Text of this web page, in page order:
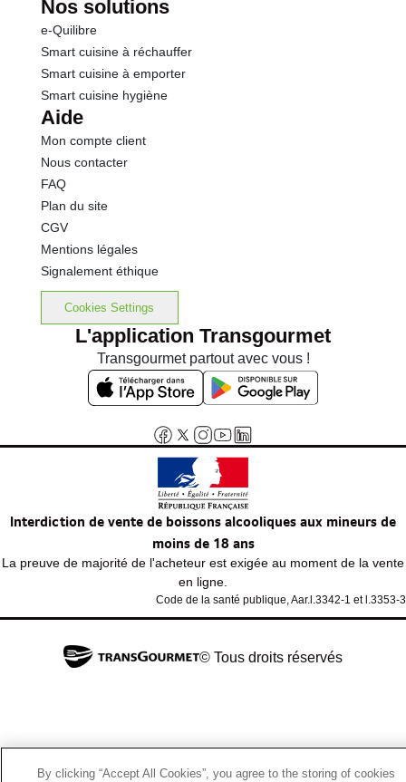
Nos solutions
e-Quilibre
Smart cuisine à réchauffer
Smart cuisine à emporter
Smart cuisine hygiène
Aide
Mon compte client
Nous contacter
FAQ
Plan du site
CGV
Mentions légales
Signalement éthique
Cookies Settings
L'application Transgourmet
Transgourmet partout avec vous !
Interdiction de vente de boissons alcooliques aux mineurs de
moins de 18 ans
La preuve de majorité de l'acheteur est exigée au moment de la vente
en ligne.
Code de la santé publique, Aar.l.3342-1 et l.3353-3
© Tous droits réservés
By clicking “Accept All Cookies”, you agree to the storing of cookies